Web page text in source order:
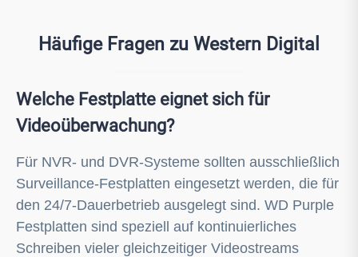
Häufige Fragen zu Western Digital
Welche Festplatte eignet sich für
Videoüberwachung?
Für NVR- und DVR-Systeme sollten ausschließlich
Surveillance-Festplatten eingesetzt werden, die für
den 24/7-Dauerbetrieb ausgelegt sind. WD Purple
Festplatten sind speziell auf kontinuierliches
Schreiben vieler gleichzeitiger Videostreams